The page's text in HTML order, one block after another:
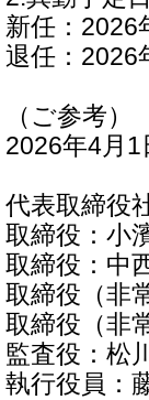
新任：2026
退任：2026
（ご参考）
2026年4月1
代表取締役
取締役：小
取締役：中
取締役（
取締役（
監査役：
執行役員：